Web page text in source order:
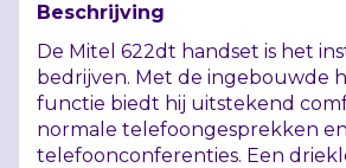
Beschrijving
De Mitel 622dt handset is het
bedrijven. Met de ingebouwde
functie biedt hij uitstekend
normale telefoongesprekken
telefoonconferenties. Een